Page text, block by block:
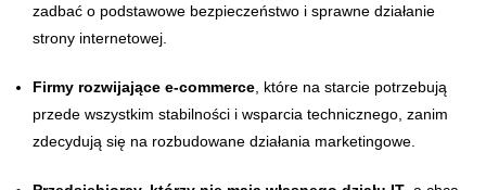
zadbać o podstawowe bezpieczeństwo i sprawne działanie
strony internetowej.
Firmy rozwijające e-commerce , które na starcie potrzebują
przede wszystkim stabilności i wsparcia technicznego, zanim
zdecydują się na rozbudowane działania marketingowe.